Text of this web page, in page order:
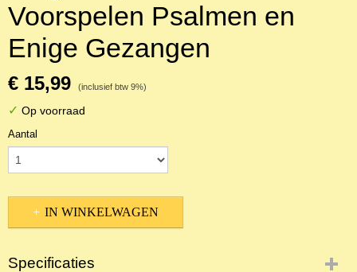
Voorspelen Psalmen en
Enige Gezangen
€ 15,99 (inclusief btw 9%)
✓ Op voorraad
Aantal
IN WINKELWAGEN
Specificaties